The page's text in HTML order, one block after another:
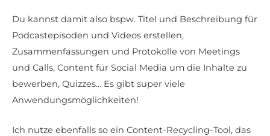
Du kannst damit also bspw. Titel und Beschreibung für
Podcastepisoden und Videos erstellen,
Zusammenfassungen und Protokolle von Meetings
und Calls, Content für Social Media um die Inhalte zu
bewerben, Quizzes... Es gibt super viele
Anwendungsmöglichkeiten!
Ich nutze ebenfalls so ein Content-Recycling-Tool, das